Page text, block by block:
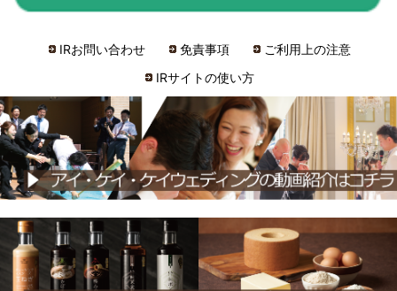
IRお問い合わせ 免責事項
ご利用上の注意
IRサイトの使い方